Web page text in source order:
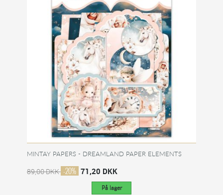
MINTAY PAPERS - DREAMLAND PAPER ELEMENTS
89,00 DKK -20% 71,20 DKK
På lager